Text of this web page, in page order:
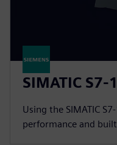
SIMATIC S7-
Using the SIMATIC
performance and